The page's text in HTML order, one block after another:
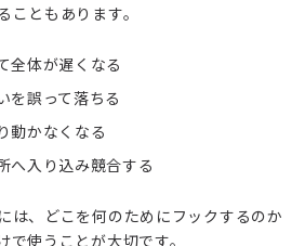
こともあります。
全体が遅くなる
を誤って落ちる
動かなくなる
へ入り込み競合する
は、どこを何のためにフックするのか
使うことが大切です。